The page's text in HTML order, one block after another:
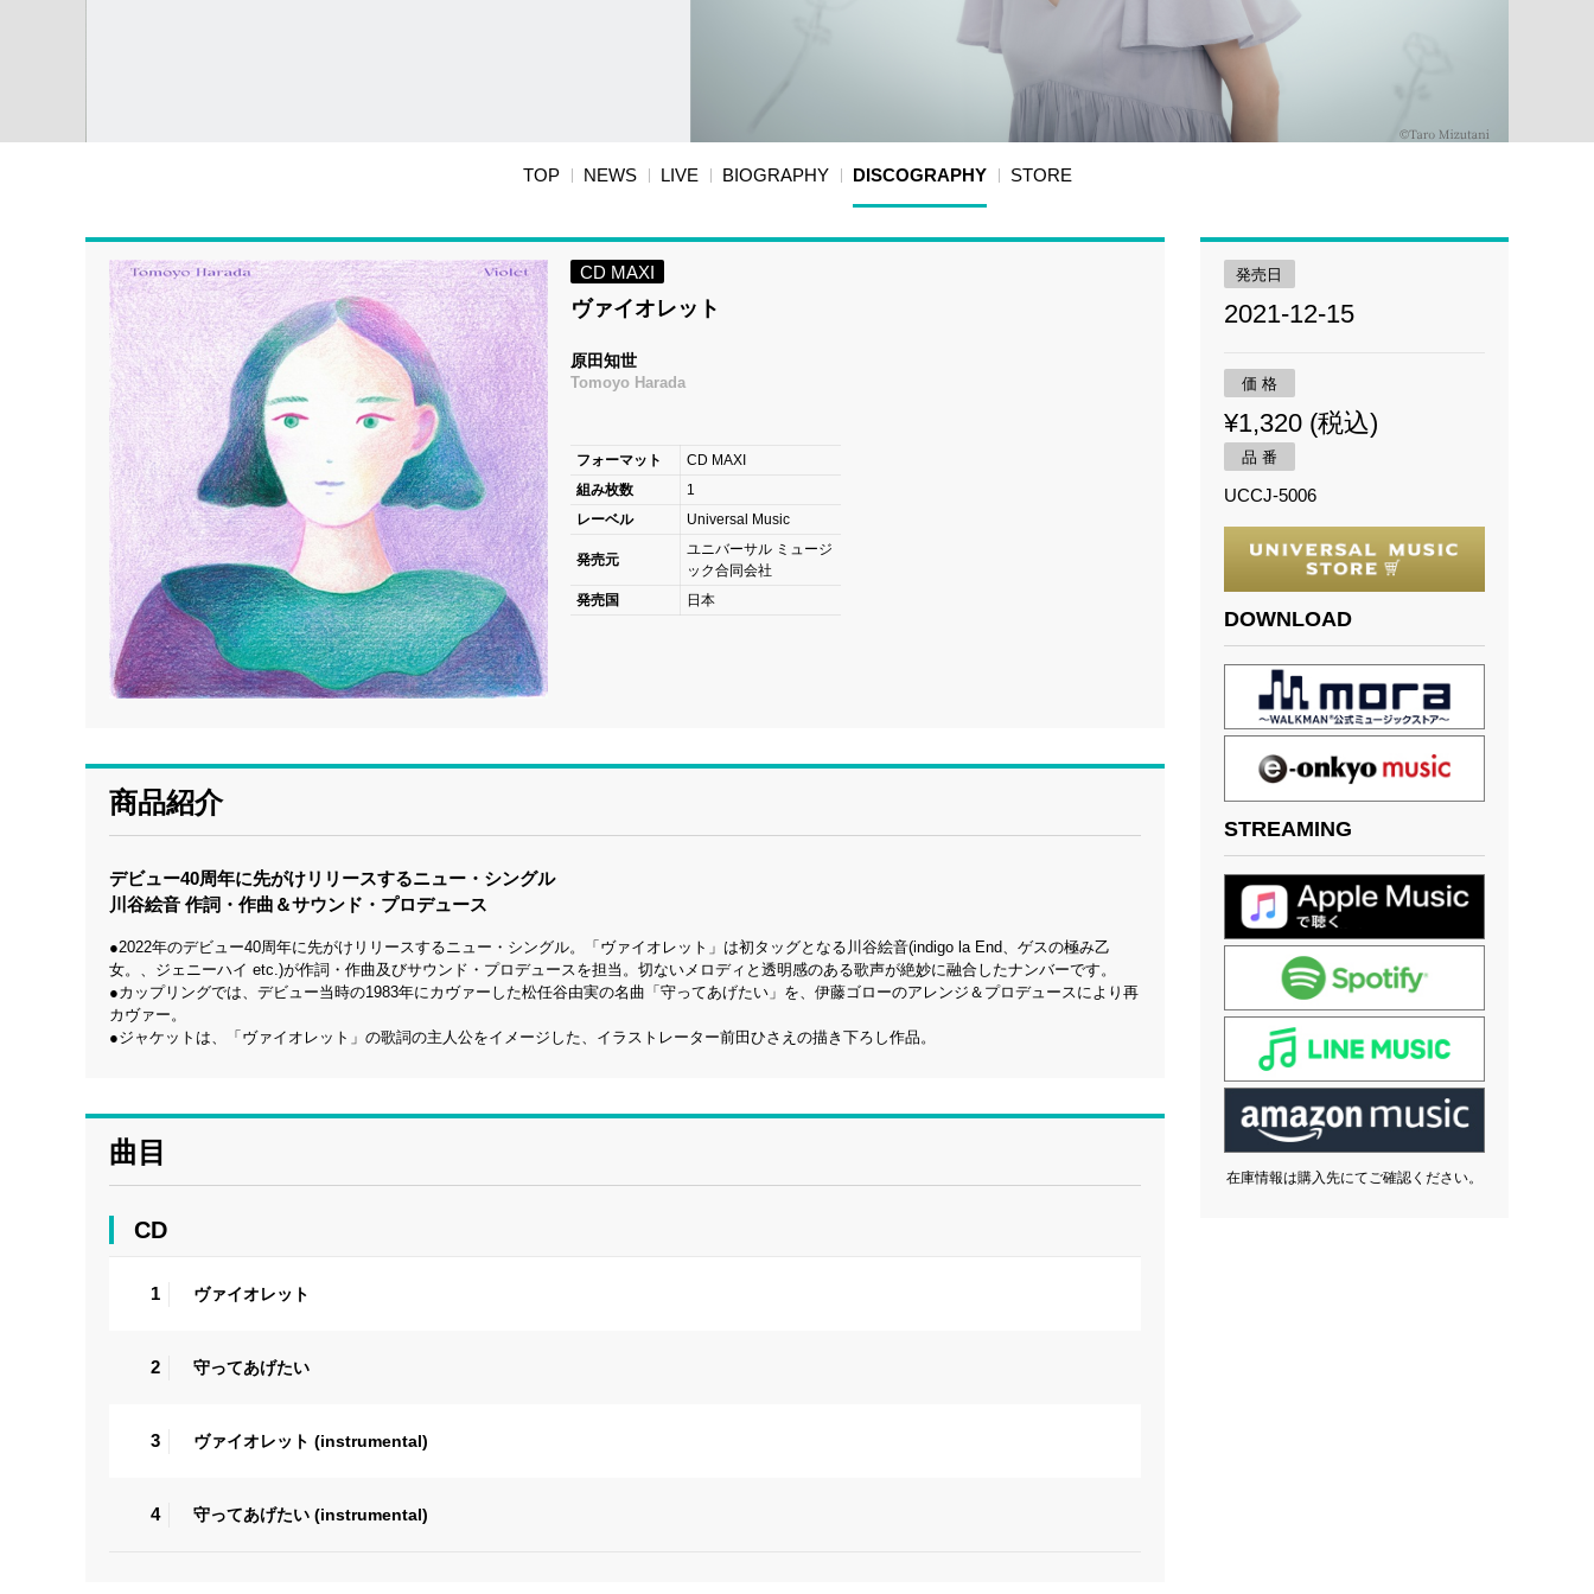
TOP NEWS LIVE BIOGRAPHY DISCOGRAPHY STORE
CD MAXI
ヴァイオレット
原田知世
Tomoyo Harada
フォーマット
CD MAXI
組み枚数
1
レーベル
Universal Music
発売元
ユニバーサル ミュージ
ック合同会社
発売国
日本
商品紹介
デビュー40周年に先がけリリースするニュー・シングル
川谷絵音 作詞・作曲＆サウンド・プロデュース
●2022年のデビュー40周年に先がけリリースするニュー・シングル。「ヴァイオレット」は初タッグとなる川谷絵音(indigo la End、ゲスの極み乙
女。、ジェニーハイ etc.)が作詞・作曲及びサウンド・プロデュースを担当。切ないメロディと透明感のある歌声が絶妙に融合したナンバーです。
●カップリングでは、デビュー当時の1983年にカヴァーした松任谷由実の名曲「守ってあげたい」を、伊藤ゴローのアレンジ＆プロデュースにより再
カヴァー。
●ジャケットは、「ヴァイオレット」の歌詞の主人公をイメージした、イラストレーター前田ひさえの描き下ろし作品。
曲目
CD
1 ヴァイオレット
2 守ってあげたい
3 ヴァイオレット (instrumental)
4 守ってあげたい (instrumental)
発売日
2021-12-15
価 格
¥1,320 (税込)
品 番
UCCJ-5006
DOWNLOAD
STREAMING
在庫情報は購入先にてご確認ください。